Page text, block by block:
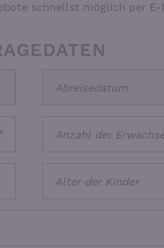
schnellst möglich per E-